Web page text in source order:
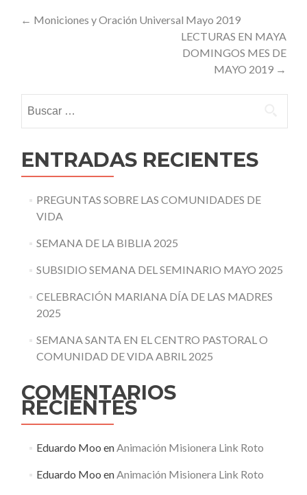
Post
← Moniciones y Oración Universal Mayo 2019
LECTURAS EN MAYA
DOMINGOS MES DE
MAYO 2019 →
ENTRADAS RECIENTES
PREGUNTAS SOBRE LAS COMUNIDADES DE
VIDA
SEMANA DE LA BIBLIA 2025
SUBSIDIO SEMANA DEL SEMINARIO MAYO 2025
CELEBRACIÓN MARIANA DÍA DE LAS MADRES
2025
SEMANA SANTA EN EL CENTRO PASTORAL O
COMUNIDAD DE VIDA ABRIL 2025
COMENTARIOS
RECIENTES
Eduardo Moo enAnimación Misionera Link Roto
Eduardo Moo enAnimación Misionera Link Roto